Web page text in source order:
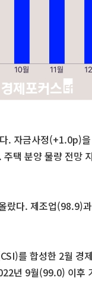
. 자금사정(+1.0p)
택 분양 물량 전망
랐다. 제조업(98.9)
를 합성한 2월
년 9월(99.0) 이후